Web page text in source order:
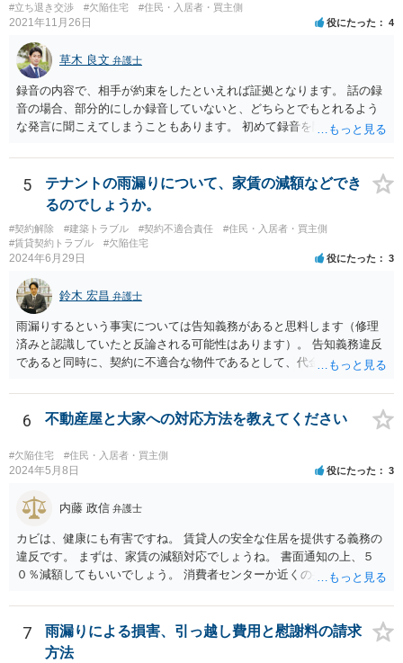
#立ち退き交渉 #欠陥住宅 #住民・入居者・買主側
2021年11月26日 役にたった 4
草木 良文 弁護士
録音の内容で、相手が約束をしたといえれば証拠となります。 話の録
音の場合、部分的にしか録音していないと、どちらとでもとれるよう
な発言に聞こえてしまうこともあります。 初めて録音を聞いた第三者
5
テナントの雨漏りについて、家賃の減額などでき
るのでしょうか。
#契約解除 #建築トラブル #契約不適合責任
#住民・入居者・買主側
#賃貸契約トラブル
#欠陥住宅
2024年6月29日 役にたった 3
鈴木 宏昌 弁護士
雨漏りするという事実については告知義務があると思料します（修理
済みと認識していたと反論される可能性はあります）。 告知義務違反
であると同時に、契約に不適合な物件であるとして、代金（賃料）減
4条）。 お店の営業内容や雨漏りの程度も関係するため、具体的事情
を把握できる資料等を以て弁護士に相談することをお勧めいたしま
6 不動産屋と大家への対応方法を教えてください
#欠陥住宅 #住民・入居者・買主側
2024年5月8日 役にたった 3
内藤 政信 弁護士
カビは、健康にも有害ですね。 賃貸人の安全な住居を提供する義務の
違反です。 まずは、家賃の減額対応でしょうね。 書面通知の上、５
０％減額してもいいでしょう。 消費者センターか近くの弁護士に相談
7
雨漏りによる損害、引っ越し費用と慰謝料の請求
方法